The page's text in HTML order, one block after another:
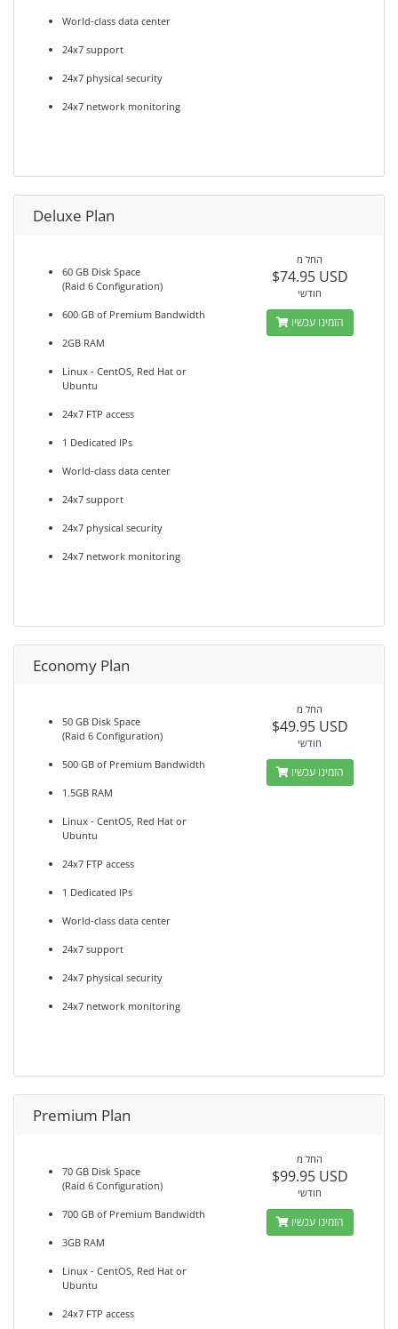
World-class data center
24x7 support
24x7 physical security
24x7 network monitoring
Deluxe Plan
60 GB Disk Space
(Raid 6 Configuration)
600 GB of Premium Bandwidth
2GB RAM
Linux - CentOS, Red Hat or
Ubuntu
24x7 FTP access
1 Dedicated IPs
World-class data center
24x7 support
24x7 physical security
24x7 network monitoring
החל מ
$74.95 USD
חודשי
הזמינו עכשיו
Economy Plan
50 GB Disk Space
(Raid 6 Configuration)
500 GB of Premium Bandwidth
1.5GB RAM
Linux - CentOS, Red Hat or
Ubuntu
24x7 FTP access
1 Dedicated IPs
World-class data center
24x7 support
24x7 physical security
24x7 network monitoring
החל מ
$49.95 USD
חודשי
הזמינו עכשיו
Premium Plan
70 GB Disk Space
(Raid 6 Configuration)
700 GB of Premium Bandwidth
3GB RAM
Linux - CentOS, Red Hat or
Ubuntu
24x7 FTP access
החל מ
$99.95 USD
חודשי
הזמינו עכשיו